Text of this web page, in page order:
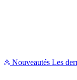
Nouveautés Les